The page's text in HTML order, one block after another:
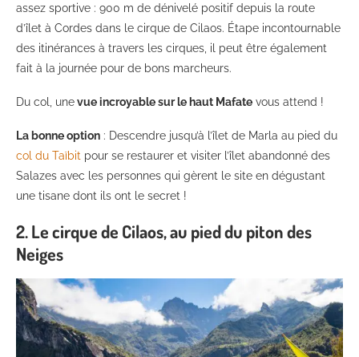
assez sportive : 900 m de dénivelé positif depuis la route
d’îlet à Cordes dans le cirque de Cilaos. Étape incontournable
des itinérances à travers les cirques, il peut être également
fait à la journée pour de bons marcheurs.
Du col, unevue incroyable sur le haut Mafate vous attend !
La bonne option : Descendre jusqu’à l’îlet de Marla au pied du
col du Taïbit pour se restaurer et visiter l’îlet abandonné des
Salazes avec les personnes qui gèrent le site en dégustant
une tisane dont ils ont le secret !
2. Le cirque de Cilaos, au pied du piton des
Neiges